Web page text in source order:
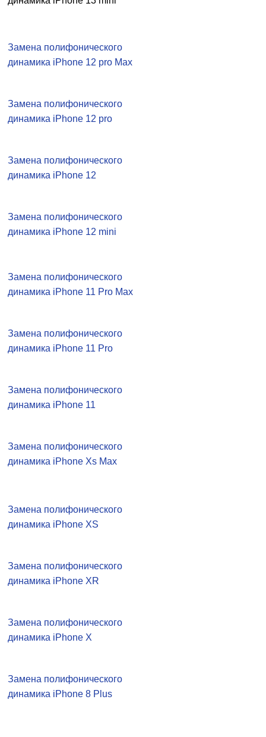
Замена полифонического
динамика iPhone 12 pro Max
Замена полифонического
динамика iPhone 12 pro
Замена полифонического
динамика iPhone 12
Замена полифонического
динамика iPhone 12 mini
Замена полифонического
динамика iPhone 11 Pro Max
Замена полифонического
динамика iPhone 11 Pro
Замена полифонического
динамика iPhone 11
Замена полифонического
динамика iPhone Xs Max
Замена полифонического
динамика iPhone XS
Замена полифонического
динамика iPhone XR
Замена полифонического
динамика iPhone X
Замена полифонического
динамика iPhone 8 Plus